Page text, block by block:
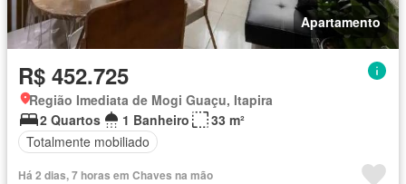
Apartamento
R$ 452.725
Região Imediata de Mogi Guaçu, Itapira
2 Quartos
1 Banheiro
33 m²
Totalmente mobiliado
Há 2 dias, 7 horas em Chaves na mão